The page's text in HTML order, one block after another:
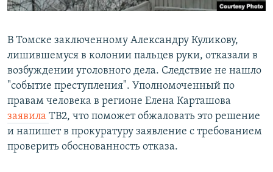
Все сайты РСЕ/РС
В Томске заключенному Александру Куликову,
лишившемуся в колонии пальцев руки, отказали в
возбуждении уголовного дела. Следствие не нашло
"событие преступления". Уполномоченный по
правам человека в регионе Елена Карташова
заявила ТВ2, что поможет обжаловать это решение
и напишет в прокуратуру заявление с требованием
проверить обоснованность отказа.